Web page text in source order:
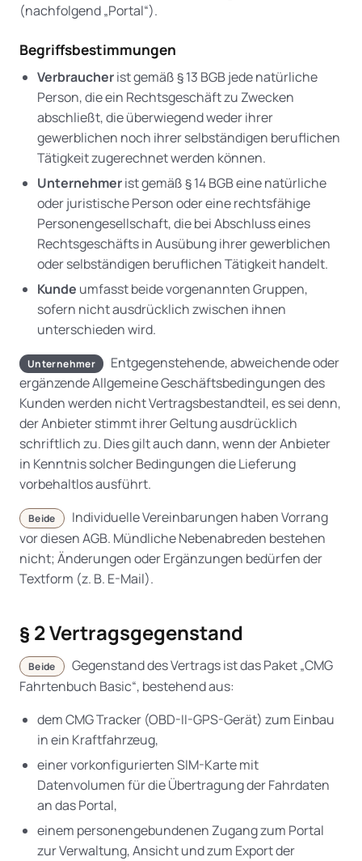
(nachfolgend „Portal“).
Begriffsbestimmungen
Verbraucherist gemäß § 13 BGB jede natürliche
Person, die ein Rechtsgeschäft zu Zwecken
abschließt, die überwiegend weder ihrer
gewerblichen noch ihrer selbständigen beruflichen
Tätigkeit zugerechnet werden können.
Unternehmerist gemäß § 14 BGB eine natürliche
oder juristische Person oder eine rechtsfähige
Personengesellschaft, die bei Abschluss eines
Rechtsgeschäfts in Ausübung ihrer gewerblichen
oder selbständigen beruflichen Tätigkeit handelt.
Kunde umfasst beide vorgenannten Gruppen,
sofern nicht ausdrücklich zwischen ihnen
unterschieden wird.
Unternehmer
Entgegenstehende, abweichende oder
ergänzende Allgemeine Geschäftsbedingungen des
Kunden werden nicht Vertragsbestandteil, es sei denn,
der Anbieter stimmt ihrer Geltung ausdrücklich
schriftlich zu. Dies gilt auch dann, wenn der Anbieter
in Kenntnis solcher Bedingungen die Lieferung
vorbehaltlos ausführt.
Beide
Individuelle Vereinbarungen haben Vorrang
vor diesen AGB. Mündliche Nebenabreden bestehen
nicht; Änderungen oder Ergänzungen bedürfen der
Textform (z. B. E-Mail).
§ 2 Vertragsgegenstand
Beide
Gegenstand des Vertrags ist das Paket „CMG
Fahrtenbuch Basic“, bestehend aus:
dem CMG Tracker (OBD-II-GPS-Gerät) zum Einbau
in ein Kraftfahrzeug,
einer vorkonfigurierten SIM-Karte mit
Datenvolumen für die Übertragung der Fahrdaten
an das Portal,
einem personengebundenen Zugang zum Portal
zur Verwaltung, Ansicht und zum Export der